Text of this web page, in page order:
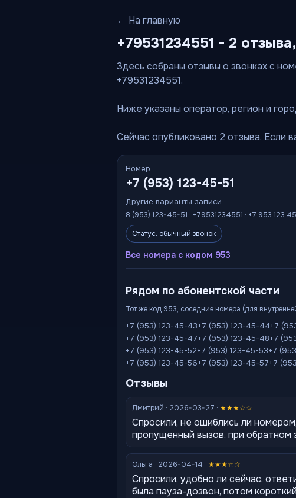
← На главную
+79531234551 - 2
Здесь собраны отзывы о звонках с
+79531234551.
Ниже указаны оператор, регион и
Сейчас опубликовано 2 отзыва. Если
Номер
+7 (953) 123-45-51
Другие варианты записи
8 (953) 123-45-51 · +79531234551 · +7 953 123
Статус: обычный звонок
Все номера с кодом 953
Рядом по абонентской части
Тот же код 953, соседние номера (для
+7 (953) 123-45-43+7 (953) 123-45-44+7
+7 (953) 123-45-47+7 (953) 123-45-48+7
+7 (953) 123-45-52+7 (953) 123-45-53+7
+7 (953) 123-45-56+7 (953) 123-45-57+7
Отзывы
Дмитрий · 2026-03-27 · ★★★☆☆
Спросили, не ошиблись ли
пропущенный вызов, при обратном
Ольга · 2026-04-14 · ★★★☆☆
Спросили, удобно ли сейчас,
была пауза-дозвон, потом